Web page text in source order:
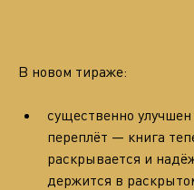
В новом тираже:
существенно улучшен
переплёт — книга
раскрывается и
держится в